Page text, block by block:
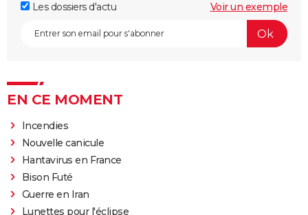
Les dossiers d'actu
Voir un exemple
EN CE MOMENT
Incendies
Nouvelle canicule
Hantavirus en France
Bison Futé
Guerre en Iran
Lunettes pour l'éclipse